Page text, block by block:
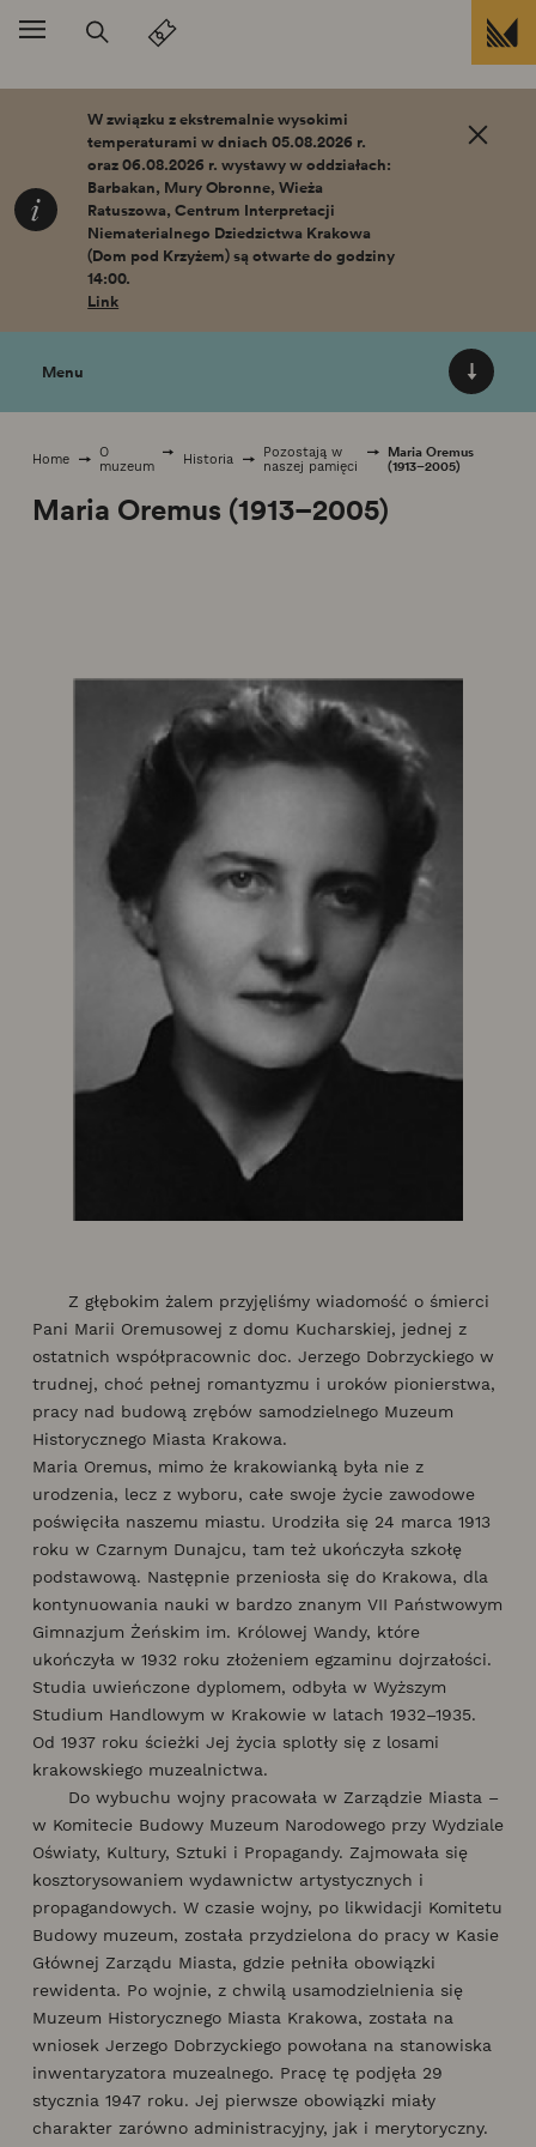
Przejdź do treści
W związku z ekstremalnie wysokimi
temperaturami w dniach 05.08.2026 r.
oraz 06.08.2026 r. wystawy w oddziałach:
Barbakan, Mury Obronne, Wieża
Ratuszowa, Centrum Interpretacji
Niematerialnego Dziedzictwa Krakowa
(Dom pod Krzyżem) są otwarte do godziny
14:00.
Link
Menu
Home
O
muzeum
Historia
Pozostają w
naszej pamięci
Maria Oremus
(1913–2005)
Maria Oremus (1913–2005)
Z głębokim żalem przyjęliśmy wiadomość o śmierci
Pani Marii Oremusowej z domu Kucharskiej, jednej z
ostatnich współpracownic doc. Jerzego Dobrzyckiego w
trudnej, choć pełnej romantyzmu i uroków pionierstwa,
pracy nad budową zrębów samodzielnego Muzeum
Historycznego Miasta Krakowa.
Maria Oremus, mimo że krakowianką była nie z
urodzenia, lecz z wyboru, całe swoje życie zawodowe
poświęciła naszemu miastu. Urodziła się 24 marca 1913
roku w Czarnym Dunajcu, tam też ukończyła szkołę
podstawową. Następnie przeniosła się do Krakowa, dla
kontynuowania nauki w bardzo znanym VII Państwowym
Gimnazjum Żeńskim im. Królowej Wandy, które
ukończyła w 1932 roku złożeniem egzaminu dojrzałości.
Studia uwieńczone dyplomem, odbyła w Wyższym
Studium Handlowym w Krakowie w latach 1932–1935.
Od 1937 roku ścieżki Jej życia splotły się z losami
krakowskiego muzealnictwa.
Do wybuchu wojny pracowała w Zarządzie Miasta –
w Komitecie Budowy Muzeum Narodowego przy Wydziale
Oświaty, Kultury, Sztuki i Propagandy. Zajmowała się
kosztorysowaniem wydawnictw artystycznych i
propagandowych. W czasie wojny, po likwidacji Komitetu
Budowy muzeum, została przydzielona do pracy w Kasie
Głównej Zarządu Miasta, gdzie pełniła obowiązki
rewidenta. Po wojnie, z chwilą usamodzielnienia się
Muzeum Historycznego Miasta Krakowa, została na
wniosek Jerzego Dobrzyckiego powołana na stanowiska
inwentaryzatora muzealnego. Pracę tę podjęła 29
stycznia 1947 roku. Jej pierwsze obowiązki miały
charakter zarówno administracyjny, jak i merytoryczny.